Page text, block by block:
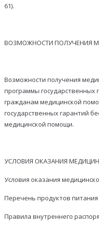
61).
ВОЗМОЖНОСТИ ПОЛУЧЕНИЯ
Возможности получения
программы государственных
гражданам медицинской
государственных гарантий
медицинской помощи.
УСЛОВИЯ ОКАЗАНИЯ
Условия оказания
Перечень продуктов питания
Правила внутреннего